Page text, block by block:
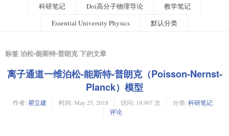
科研笔记
Doi高分子物理导论
教学笔记
Essential University Physics
默认分类
标签 泊松-能斯特-普朗克 下的文章
离子通道一维泊松-能斯特-普朗克（Poisson-Nernst-
Planck）模型
作者: 瞿立建 时间: May 25, 2018 访问: 19,907 次 分类: 科研笔记
评论